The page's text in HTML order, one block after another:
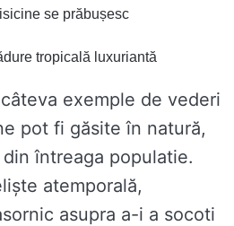
se prăbușesc
tropicală luxuriantă
exemple de vederi
pot fi găsite în natură,
întreaga populatie.
atemporală,
asupra a-i a socoti